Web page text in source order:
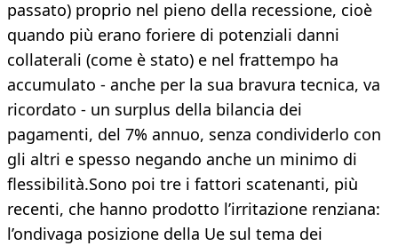
passato) proprio nel pieno della recessione, cioè
quando più erano foriere di potenziali danni
collaterali (come è stato) e nel frattempo ha
accumulato - anche per la sua bravura tecnica, va
ricordato - un surplus della bilancia dei
pagamenti, del 7% annuo, senza condividerlo con
gli altri e spesso negando anche un minimo di
flessibilità.Sono poi tre i fattori scatenanti, più
recenti, che hanno prodotto l’irritazione renziana:
l’ondivaga posizione della Ue sul tema dei